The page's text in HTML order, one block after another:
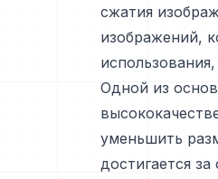
сжатия
изображений,
Одной из
уменьшить
достигается